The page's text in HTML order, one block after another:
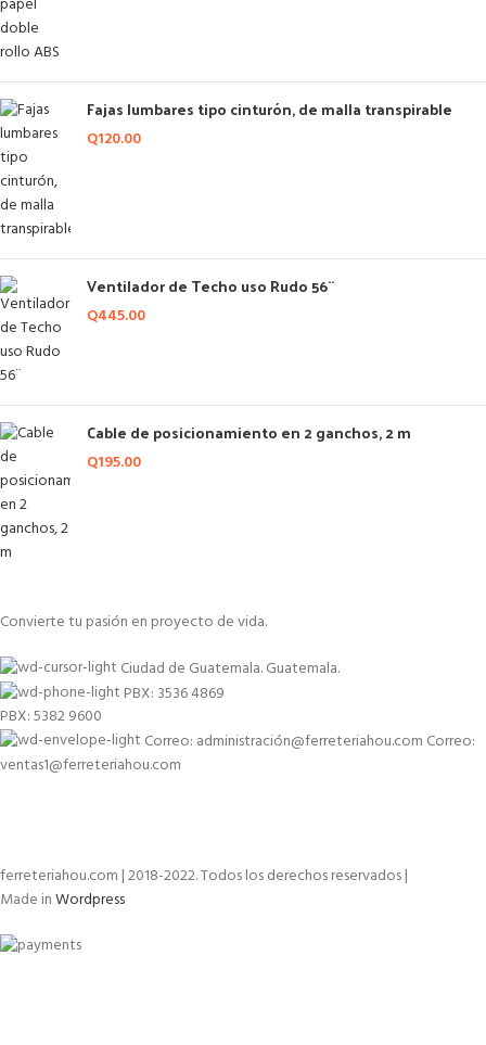
Fajas lumbares tipo cinturón, de malla transpirable
Q120.00
Ventilador de Techo uso Rudo 56¨
Q445.00
Cable de posicionamiento en 2 ganchos, 2 m
Q195.00
Convierte tu pasión en proyecto de vida.
Ciudad de Guatemala. Guatemala.
PBX: 3536 4869
PBX: 5382 9600
Correo: administración@ferreteriahou.com Correo:
ventas1@ferreteriahou.com
ferreteriahou.com | 2018-2022. Todos los derechos reservados |
Made inWordpress